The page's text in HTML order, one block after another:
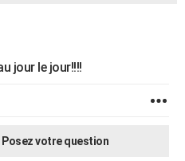
jour le jour!!!!
Posez votre question